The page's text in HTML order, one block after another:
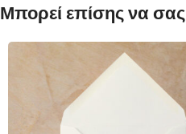
Μπορεί επίσης να